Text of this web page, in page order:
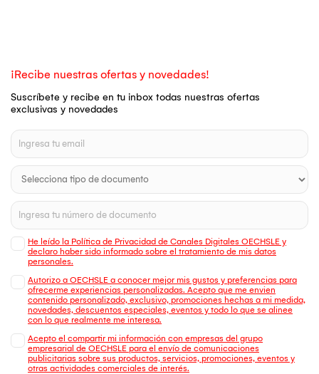
¡Recibe nuestras ofertas y novedades!
Suscríbete y recibe en tu inbox todas nuestras ofertas
exclusivas y novedades
He leído la Política de Privacidad de Canales Digitales OECHSLE y
declaro haber sido informado sobre el tratamiento de mis datos
personales.
Autorizo a OECHSLE a conocer mejor mis gustos y preferencias para
ofrecerme experiencias personalizadas. Acepto que me envien
contenido personalizado, exclusivo, promociones hechas a mi medida,
novedades, descuentos especiales, eventos y todo lo que se alinee
con lo que realmente me interesa.
Acepto el compartir mi información con empresas del grupo
empresarial de OECHSLE para el envío de comunicaciones
publicitarias sobre sus productos, servicios, promociones, eventos y
otras actividades comerciales de interés.